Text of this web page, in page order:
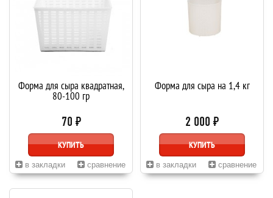
Форма для сыра квадратная,
80-100 гр
70 ₽
КУПИТЬ
в закладки сравнение
Форма для сыра на 1,4 кг
2 000 ₽
КУПИТЬ
в закладки сравнение